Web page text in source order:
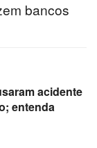
bancos
acidente
entenda